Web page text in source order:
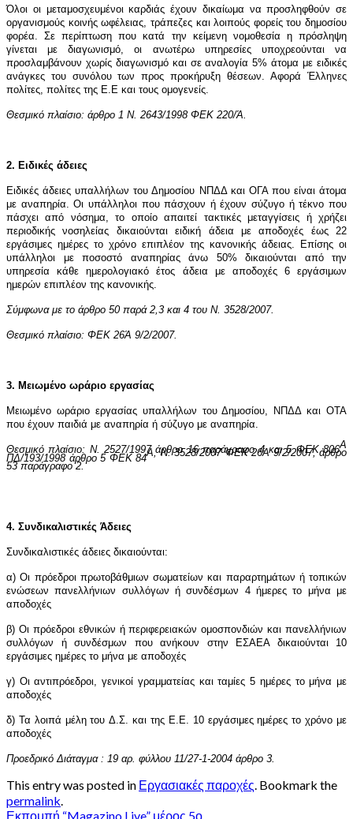
Όλοι οι μεταμοσχευμένοι καρδιάς έχουν δικαίωμα να προσληφθούν σε
οργανισμούς κοινής ωφέλειας, τράπεζες και λοιπούς φορείς του δημοσίου
φορέα. Σε περίπτωση που κατά την κείμενη νομοθεσία η πρόσληψη
γίνεται με διαγωνισμό, οι ανωτέρω υπηρεσίες υποχρεούνται να
προσλαμβάνουν χωρίς διαγωνισμό και σε αναλογία 5% άτομα με ειδικές
ανάγκες του συνόλου των προς προκήρυξη θέσεων. Αφορά Έλληνες
πολίτες, πολίτες της Ε.Ε και τους ομογενείς.
Θεσμικό πλαίσιο: άρθρο 1 Ν. 2643/1998 ΦΕΚ 220/Ά.
2. Ειδικές άδειες
Ειδικές άδειες υπαλλήλων του Δημοσίου ΝΠΔΔ και ΟΓΑ που είναι άτομα
με αναπηρία. Οι υπάλληλοι που πάσχουν ή έχουν σύζυγο ή τέκνο που
πάσχει από νόσημα, το οποίο απαιτεί τακτικές μεταγγίσεις ή χρήζει
περιοδικής νοσηλείας δικαιούνται ειδική άδεια με αποδοχές έως 22
εργάσιμες ημέρες το χρόνο επιπλέον της κανονικής άδειας. Επίσης οι
υπάλληλοι με ποσοστό αναπηρίας άνω 50% δικαιούνται από την
υπηρεσία κάθε ημερολογιακό έτος άδεια με αποδοχές
6 εργάσιμων
ημερών επιπλέον της κανονικής.
Σύμφωνα με το άρθρο 50 παρά 2,3 και 4 του Ν. 3528/2007.
Θεσμικό πλαίσιο: ΦΕΚ 26Ά 9/2/2007.
3. Μειωμένο ωράριο εργασίας
Μειωμένο ωράριο εργασίας υπαλλήλων του Δημοσίου, ΝΠΔΔ και ΟΤΑ
που έχουν παιδιά με αναπηρία ή σύζυγο με αναπηρία.
Θεσμικό πλαίσιο: Ν. 2527/1997 άρθρο 16 παράγραφο 4 και 5 ΦΕΚ 806Α
ΠΔ/193/1998 άρθρο 5 ΦΕΚ 84Α, Ν. 3528/2007 ΦΕΚ 26Ά 9/2/2007, άρθρο
53 παράγραφο 2.
4. Συνδικαλιστικές Άδειες
Συνδικαλιστικές άδειες δικαιούνται:
α) Οι πρόεδροι πρωτοβάθμιων σωματείων και παραρτημάτων ή τοπικών
ενώσεων πανελλήνιων συλλόγων ή συνδέσμων 4 ήμερες το μήνα με
αποδοχές
β) Οι πρόεδροι εθνικών ή περιφερειακών ομοσπονδιών και πανελλήνιων
συλλόγων ή συνδέσμων που ανήκουν στην
ΕΣΑΕΑ δικαιούνται 10
εργάσιμες ημέρες το μήνα με αποδοχές
γ) Οι αντιπρόεδροι, γενικοί γραμματείας και ταμίες 5 ημέρες το μήνα με
αποδοχές
δ) Τα λοιπά μέλη τουΔ.Σ. και της Ε.Ε. 10 εργάσιμες ημέρες το χρόνο με
αποδοχές
Προεδρικό Διάταγμα : 19 αρ. φύλλου 11/27-1-2004 άρθρο 3.
This entry was posted in Εργασιακές παροχές. Bookmark the
permalink.
Εκπομπή “Magazino Live” μέρος 5ο